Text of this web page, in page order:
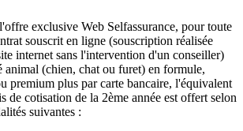
exclusive Web Selfassurance, pour toute
souscrit en ligne (souscription réalisée
internet sans l'intervention d'un conseiller)
animal (chien, chat ou furet) en formule,
premium plus par carte bancaire, l'équivalent
de cotisation de la 2ème année est offert selon
suivantes :